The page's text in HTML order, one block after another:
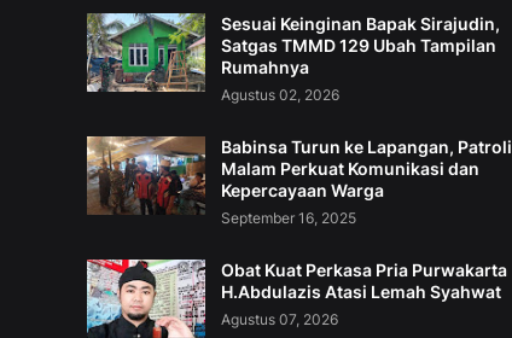
Sesuai Keinginan Bapak Sirajudin,
Satgas TMMD 129 Ubah Tampilan
Rumahnya
Agustus 02, 2026
Babinsa Turun ke Lapangan, Patroli
Malam Perkuat Komunikasi dan
Kepercayaan Warga
September 16, 2025
Obat Kuat Perkasa Pria Purwakarta
H.Abdulazis Atasi Lemah Syahwat
Agustus 07, 2026